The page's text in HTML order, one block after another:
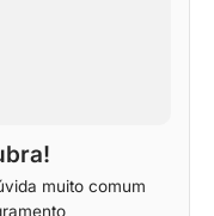
muito comum